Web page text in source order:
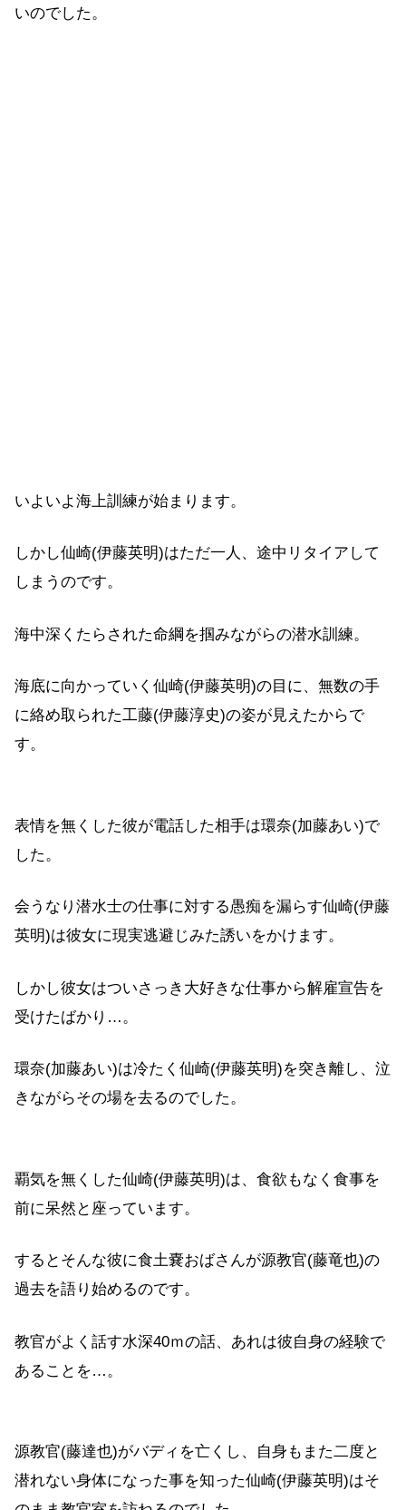
いのでした。
いよいよ海上訓練が始まります。
しかし仙崎(伊藤英明)はただ一人、途中リタイアして
しまうのです。
海中深くたらされた命綱を掴みながらの潜水訓練。
海底に向かっていく仙崎(伊藤英明)の目に、無数の手
に絡め取られた工藤(伊藤淳史)の姿が見えたからで
す。
表情を無くした彼が電話した相手は環奈(加藤あい)で
した。
会うなり潜水士の仕事に対する愚痴を漏らす仙崎(伊藤
英明)は彼女に現実逃避じみた誘いをかけます。
しかし彼女はついさっき大好きな仕事から解雇宣告を
受けたばかり…。
環奈(加藤あい)は冷たく仙崎(伊藤英明)を突き離し、泣
きながらその場を去るのでした。
覇気を無くした仙崎(伊藤英明)は、食欲もなく食事を
前に呆然と座っています。
するとそんな彼に食土嚢おばさんが源教官(藤竜也)の
過去を語り始めるのです。
教官がよく話す水深40ｍの話、あれは彼自身の経験で
あることを…。
源教官(藤達也)がバディを亡くし、自身もまた二度と
潜れない身体になった事を知った仙崎(伊藤英明)はそ